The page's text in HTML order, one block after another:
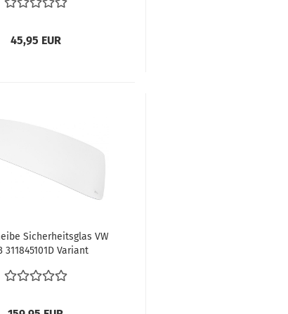
113501315 113501283
45,95 EUR
Sicherheitsglas VW
311845101D Variant